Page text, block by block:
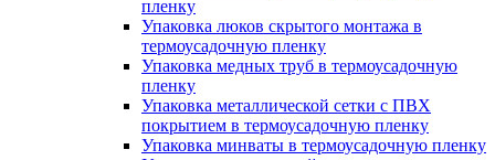
пленку
Упаковка люков скрытого монтажа в
термоусадочную пленку
Упаковка медных труб в термоусадочную
пленку
Упаковка металлической сетки с ПВХ
покрытием в термоусадочную пленку
Упаковка минваты в термоусадочную пленку